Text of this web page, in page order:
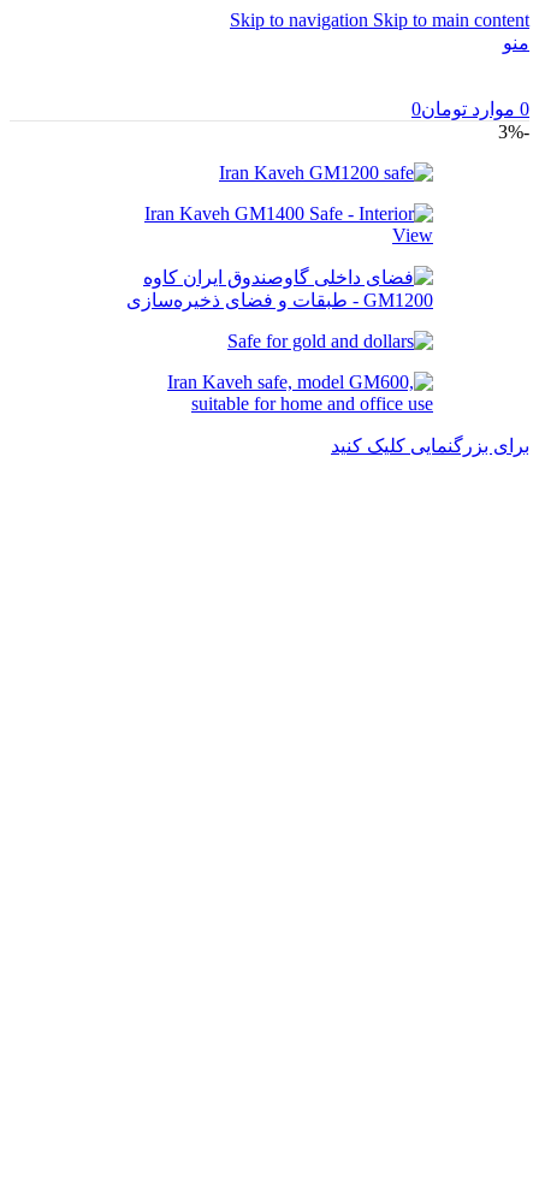
Skip to navigation Skip to main content
منو
0 موارد تومان0
-3%
برای بزرگنمایی کلیک کنید